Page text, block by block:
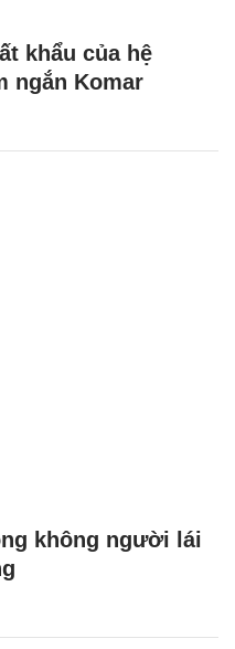
khẩu của hệ
ngắn Komar
không người lái